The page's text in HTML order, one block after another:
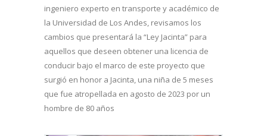
ingeniero experto en transporte y académico de
la Universidad de Los Andes, revisamos los
cambios que presentará la “Ley Jacinta” para
aquellos que deseen obtener una licencia de
conducir bajo el marco de este proyecto que
surgió en honor a Jacinta, una niña de 5 meses
que fue atropellada en agosto de 2023 por un
hombre de 80 años